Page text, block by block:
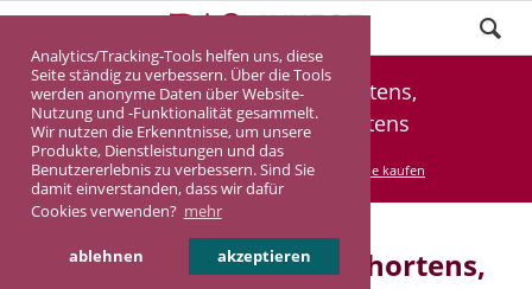
Analytics/Tracking-Tools helfen uns, diese
Seite ständig zu verbessern. Über die Tools
werden anonyme Daten über Website-
Nutzung und -Funktionalität gesammelt.
Wir nutzen die Erkenntnisse, um unsere
Produkte, Dienstleistungen und das
Benutzererlebnis zu verbessern. Sind Sie
damit einverstanden, dass wir dafür
Cookies verwenden? mehr
ablehnen akzeptieren
Denkmalimmobilie Schortens,
Denkmalwohnung Schortens
DASINVEST Service Denkmalimmobilie kaufen
Denkmalimmobilie in Schortens,